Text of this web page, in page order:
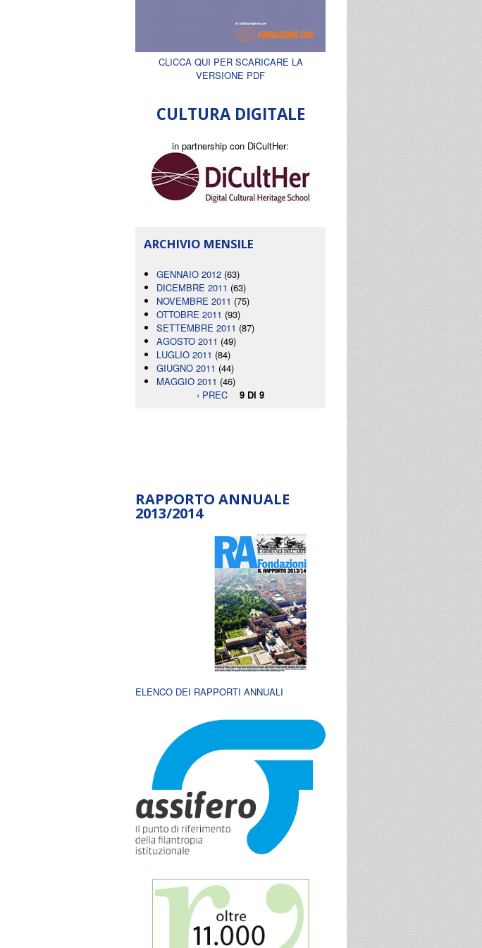
CLICCA QUI PER SCARICARE LA
VERSIONE PDF
CULTURA DIGITALE
in partnership con DiCultHer:
ARCHIVIO MENSILE
GENNAIO 2012 (63)
DICEMBRE 2011 (63)
NOVEMBRE 2011 (75)
OTTOBRE 2011 (93)
SETTEMBRE 2011 (87)
AGOSTO 2011 (49)
LUGLIO 2011 (84)
GIUGNO 2011 (44)
MAGGIO 2011 (46)
‹ PREC
9 DI 9
RAPPORTO ANNUALE
2013/2014
ELENCO DEI RAPPORTI ANNUALI